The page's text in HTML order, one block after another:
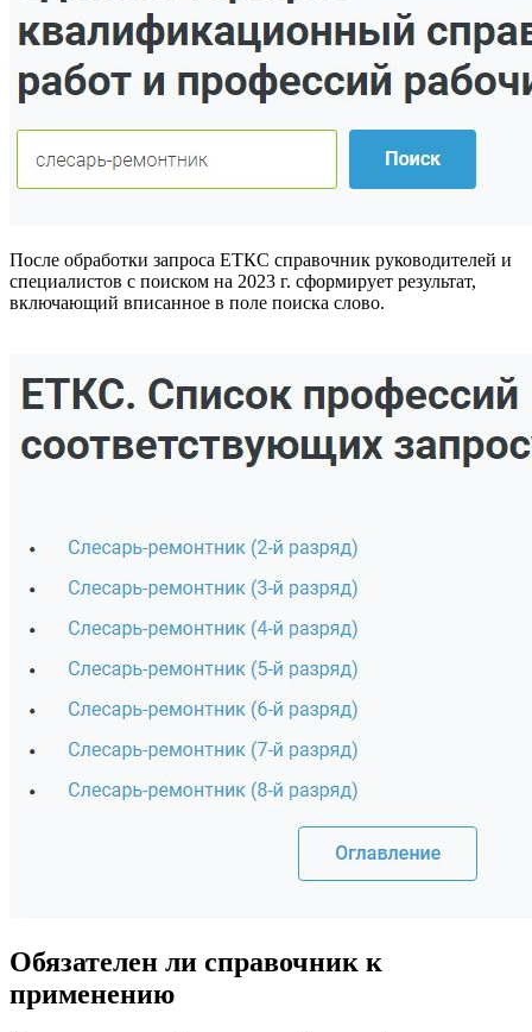
После обработки запроса ЕТКС справочник руководителей и
специалистов с поиском на 2023 г. сформирует результат,
включающий вписанное в поле поиска слово.
Обязателен ли справочник к
применению